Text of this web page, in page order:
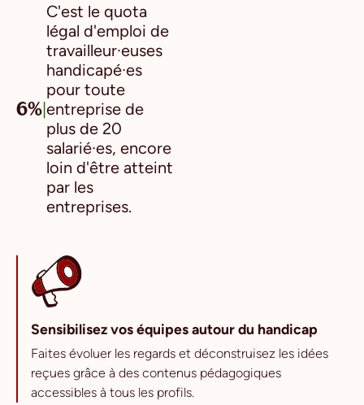
6%|
C'est le quota
légal d'emploi de
travailleur·euses
handicapé·es
pour toute
entreprise de
plus de 20
salarié·es, encore
loin d'être atteint
par les
entreprises.
Sensibilisez vos équipes autour du handicap
Faites évoluer les regards et déconstruisez les idées
reçues grâce à des contenus pédagogiques
accessibles à tous les profils.